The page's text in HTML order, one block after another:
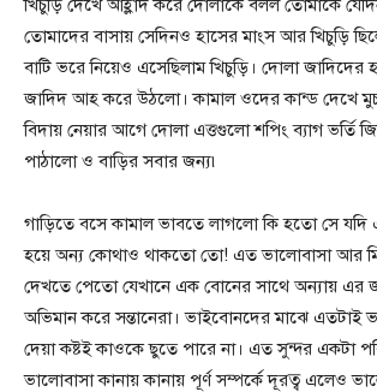
খিচুড়ি দেখে আহ্লাদ করে দোলাকে বলল তোমাকে
তোমাদের বাসায় সেদিনও হাসের মাংস আর খিচুড়ি
বাটি ভরে নিয়েও এসেছিলাম খিচুড়ি। দোলা জাদিদের
জাদিদ আহ করে উঠলো। কামাল ওদের কান্ড দেখে
বিদায় নেয়ার আগে দোলা এত্তগুলো শপিং ব্যাগ ভর্তি
পাঠালো ও বাড়ির সবার জন্য৷
গাড়িতে বসে কামাল ভাবতে লাগলো কি হতো সে যদি
হয়ে অন্য কোথাও থাকতো তো! এত ভালোবাসা আর
দেখতে পেতো যেখানে এক বোনের সাথে অন্যায় এর
অভিমান করে সন্তানেরা। ভাইবোনদের মাঝে এতটাই
দেয়া কষ্টই কাওকে ছুতে পারে না। এত সুন্দর একটা
ভালোবাসা কানায় কানায় পূর্ণ সম্পর্কে দূরত্ব এলেও